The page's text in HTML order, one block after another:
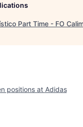
Part Time - FO
positions at Adidas